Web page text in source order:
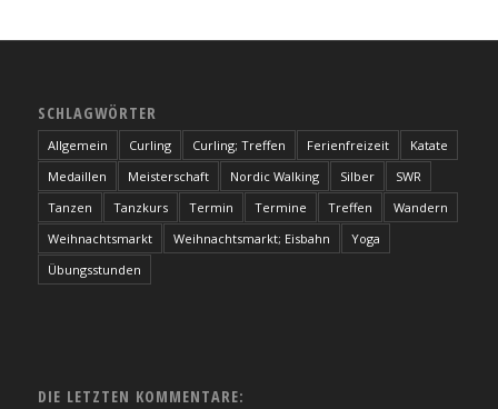
SCHLAGWÖRTER
Allgemein Curling Curling; Treffen Ferienfreizeit
Katate
Medaillen
Meisterschaft Nordic Walking Silber
SWR
Tanzen
Tanzkurs Termin Termine Treffen
Wandern
Weihnachtsmarkt
Weihnachtsmarkt; Eisbahn
Yoga
Übungsstunden
DIE LETZTEN KOMMENTARE: